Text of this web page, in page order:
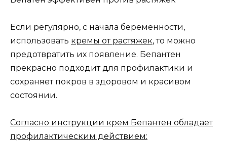
Если регулярно, с начала беременности,
использовать кремы от растяжек, то можно
предотвратить их появление. Бепантен
прекрасно подходит для профилактики и
сохраняет покров в здоровом и красивом
состоянии.
Согласно инструкции крем Бепантен обладает
профилактическим действием: